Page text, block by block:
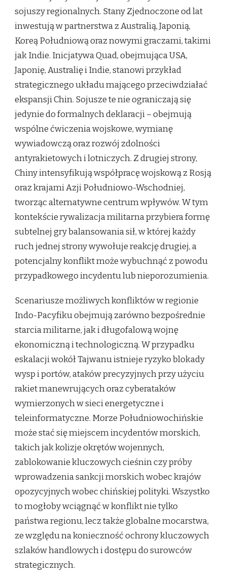
sojuszy regionalnych. Stany Zjednoczone od lat
inwestują w partnerstwa z Australią, Japonią,
Koreą Południową oraz nowymi graczami, takimi
jak Indie. Inicjatywa Quad, obejmująca USA,
Japonię, Australię i Indie, stanowi przykład
strategicznego układu mającego przeciwdziałać
ekspansji Chin. Sojusze te nie ograniczają się
jedynie do formalnych deklaracji – obejmują
wspólne ćwiczenia wojskowe, wymianę
wywiadowczą oraz rozwój zdolności
antyrakietowych i lotniczych. Z drugiej strony,
Chiny intensyfikują współpracę wojskową z Rosją
oraz krajami Azji Południowo-Wschodniej,
tworząc alternatywne centrum wpływów. W tym
kontekście rywalizacja militarna przybiera formę
subtelnej gry balansowania sił, w której każdy
ruch jednej strony wywołuje reakcję drugiej, a
potencjalny konflikt może wybuchnąć z powodu
przypadkowego incydentu lub nieporozumienia.
Scenariusze możliwych konfliktów w regionie
Indo-Pacyfiku obejmują zarówno bezpośrednie
starcia militarne, jak i długofalową wojnę
ekonomiczną i technologiczną. W przypadku
eskalacji wokół Tajwanu istnieje ryzyko blokady
wysp i portów, ataków precyzyjnych przy użyciu
rakiet manewrujących oraz cyberataków
wymierzonych w sieci energetyczne i
teleinformatyczne. Morze Południowochińskie
może stać się miejscem incydentów morskich,
takich jak kolizje okrętów wojennych,
zablokowanie kluczowych cieśnin czy próby
wprowadzenia sankcji morskich wobec krajów
opozycyjnych wobec chińskiej polityki. Wszystko
to mogłoby wciągnąć w konflikt nie tylko
państwa regionu, lecz także globalne mocarstwa,
ze względu na konieczność ochrony kluczowych
szlaków handlowych i dostępu do surowców
strategicznych.